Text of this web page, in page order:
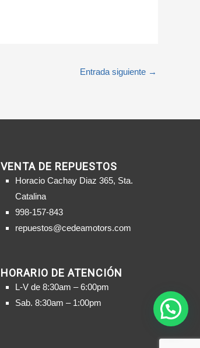
Entrada siguiente →
VENTA DE REPUESTOS
Horacio Cachay Diaz 365, Sta.
Catalina
998-157-843
repuestos@cedeamotors.com
HORARIO DE ATENCIÓN
L-V de 8:30am – 6:00pm
Sab. 8:30am – 1:00pm